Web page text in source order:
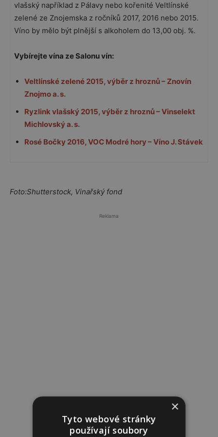
vlašský například z Pálavy nebo kořenité Veltlínské
zelené ze Znojemska z ročníků 2017, 2016 nebo 2015.
Víno by mělo být plnější s alkoholem do 13,00 obj. %.
Vybírejte vína ze Salonu vín:
Veltlínské zelené 2015, výběr z hroznů – Znovín
Znojmo a. s.
Ryzlink vlašský 2015, výběr z hroznů – Vinselekt
Michlovský a. s.
Rosé Bočky 2016, VOC Modré hory – Víno J. Stávek
Foto:Shutterstock, Vinařský fond
Reklama
×
Tyto webové stránky
používají soubory